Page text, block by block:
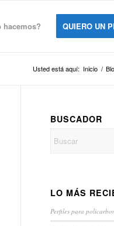
hacemos? QUIERO UN
Usted está aquí: Inicio /
BUSCADOR
LO MÁS
Perfiles para